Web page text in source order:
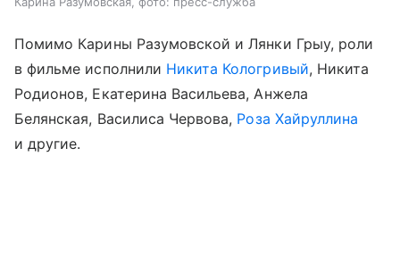
Помимо Карины Разумовской и Лянки Грыу, роли
в фильме исполнили Никита Кологривый, Никита
Родионов, Екатерина Васильева, Анжела
Белянская, Василиса Червова, Роза Хайруллина
и другие.